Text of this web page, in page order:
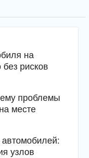
на
без рисков
проблемы
месте
узлов